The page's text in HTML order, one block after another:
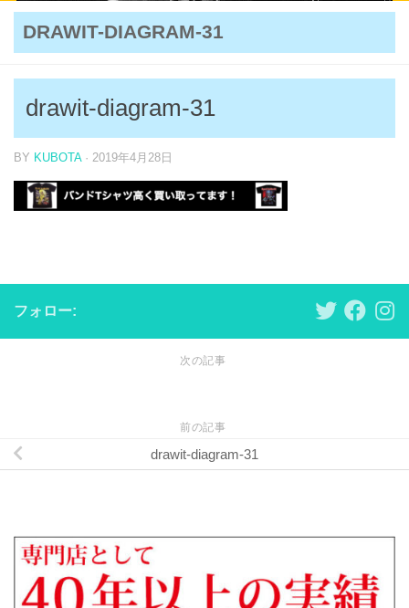
DRAWIT-DIAGRAM-31
drawit-diagram-31
BY KUBOTA · 2019年4月28日
フォロー:
次の記事
前の記事
drawit-diagram-31